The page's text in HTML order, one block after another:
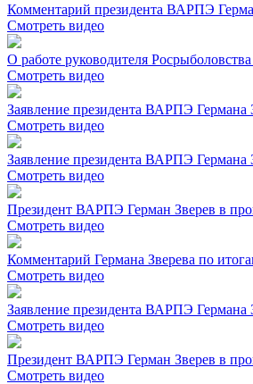
Комментарий президента ВАРПЭ
Смотреть видео
О работе руководителя
Смотреть видео
Заявление президента ВАРПЭ
Смотреть видео
Заявление президента ВАРПЭ Германа
Смотреть видео
Президент ВАРПЭ Герман Зверев в
Смотреть видео
Комментарий Германа Зверева по
Смотреть видео
Заявление президента ВАРПЭ Германа
Смотреть видео
Президент ВАРПЭ Герман Зверев в
Смотреть видео